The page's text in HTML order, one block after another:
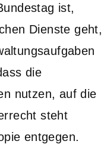
ist,
Dienste geht,
die
nutzen, auf die
steht
entgegen.